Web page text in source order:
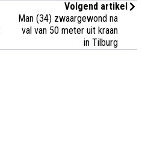
Volgend artikel
Man (34) zwaargewond na
val van 50 meter uit kraan
in Tilburg